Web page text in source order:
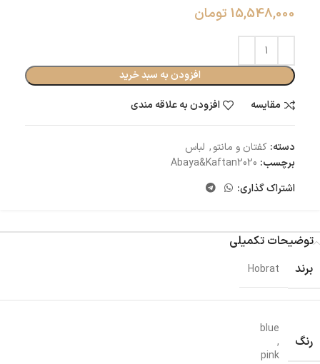
15,548,000 تومان
افزودن به سبد خرید
مقایسه
افزودن به علاقه مندی
دسته: کفتان و مانتو, لباس
برچسب: Abaya&Kaftan2020
اشتراک گذاری:
توضیحات تکمیلی
برند
Hobrat
رنگ
blue
,
pink